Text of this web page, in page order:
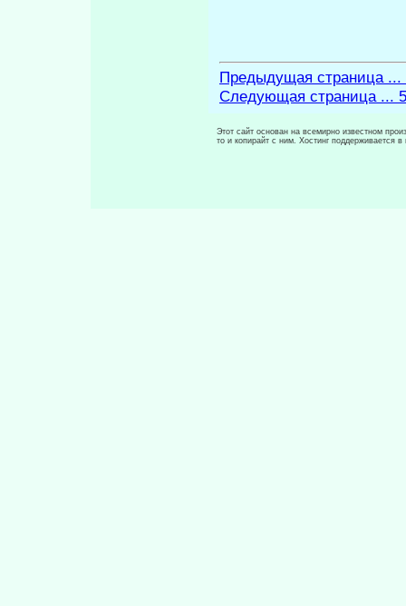
Предыдущая страница ...
Следующая страница ...
Этот сайт основан на всемирно известном
то и копирайт с ним. Хостинг поддерживается